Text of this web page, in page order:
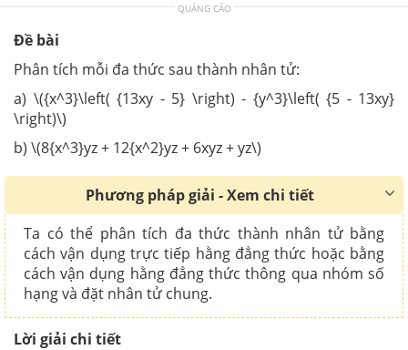
QUẢNG CÁO
Đề bài
Phân tích mỗi đa thức sau thành nhân tử:
a) \({x^3}\left( {13xy - 5} \right) - {y^3}\left( {5 - 13xy}
\right)\)
b) \(8{x^3}yz + 12{x^2}yz + 6xyz + yz\)
Phương pháp giải - Xem chi tiết
Ta có thể phân tích đa thức thành nhân tử bằng
cách vận dụng trực tiếp hằng đẳng thức hoặc bằng
cách vận dụng hằng đẳng thức thông qua nhóm số
hạng và đặt nhân tử chung.
Lời giải chi tiết